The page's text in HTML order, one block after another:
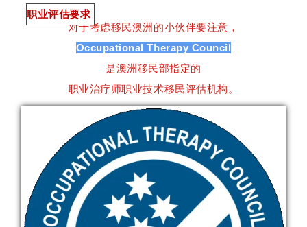
职业评估要求
对于考虑移民澳洲的小伙伴要注意，
Occupational Therapy Council
是澳洲移民部指定的
职业治疗师职业技术移民评估机构。